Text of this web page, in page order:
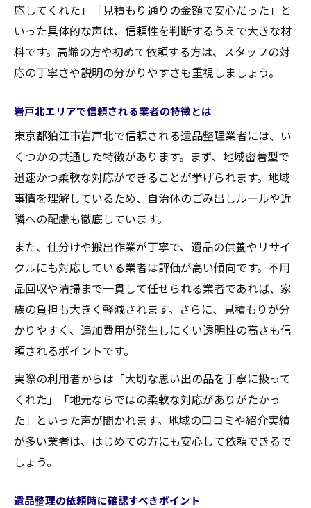
応してくれた」「見積もり通りの金額で安心だった」と
いった具体的な声は、信頼性を判断するうえで大きな材
料です。高齢の方や初めて依頼する方は、スタッフの対
応の丁寧さや説明の分かりやすさも重視しましょう。
岩戸北エリアで信頼される業者の特徴とは
東京都狛江市岩戸北で信頼される遺品整理業者には、い
くつかの共通した特徴があります。まず、地域密着型で
迅速かつ柔軟な対応ができることが挙げられます。地域
事情を理解しているため、自治体のごみ出しルールや近
隣への配慮も徹底しています。
また、仕分けや搬出作業が丁寧で、遺品の供養やリサイ
クルにも対応している業者は評価が高い傾向です。不用
品回収や清掃まで一貫して任せられる業者であれば、家
族の負担も大きく軽減されます。さらに、見積もりが分
かりやすく、追加費用が発生しにくい透明性の高さも信
頼されるポイントです。
実際の利用者からは「大切な思い出の品を丁寧に扱って
くれた」「地元ならではの柔軟な対応がありがたかっ
た」といった声が聞かれます。地域の口コミや紹介実績
が多い業者は、はじめての方にも安心して依頼できるで
しょう。
遺品整理の依頼時に確認すべきポイント